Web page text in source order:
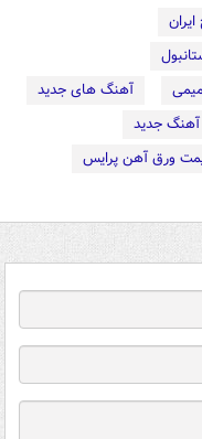
آهنگ های جدید
آهنگ جدید
ورق آهن پرایس